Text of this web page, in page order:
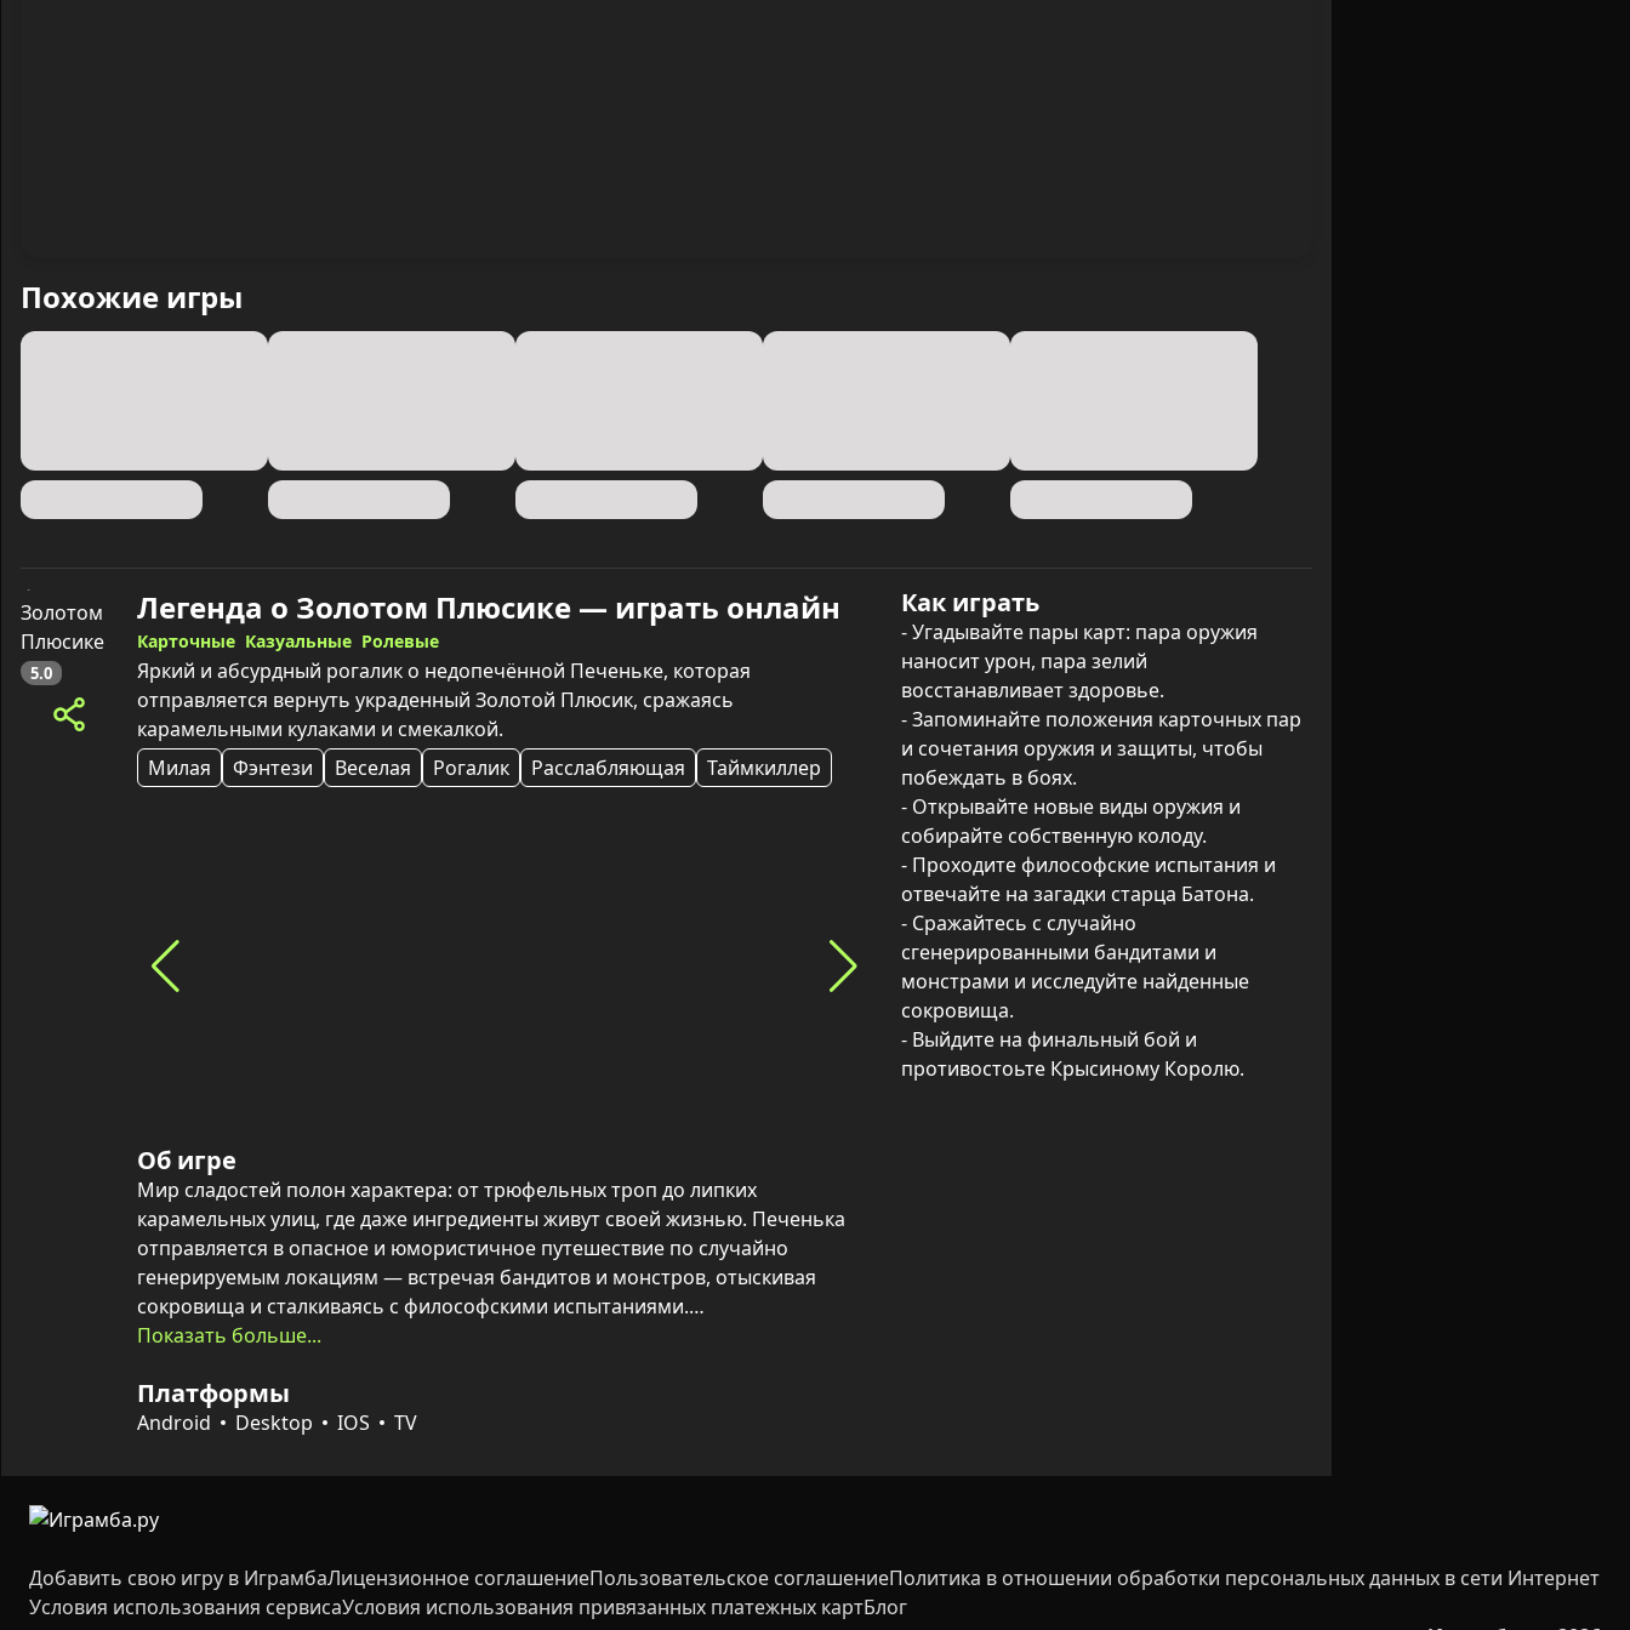
Похожие игры
5.0
Легенда о Золотом Плюсике — играть онлайн
Карточные Казуальные Ролевые
Яркий и абсурдный рогалик о недопечённой Печеньке, которая
отправляется вернуть украденный Золотой Плюсик, сражаясь
карамельными кулаками и смекалкой.
Милая
Фэнтези Веселая Рогалик Расслабляющая Таймкиллер
Как играть
- Угадывайте пары карт: пара оружия
наносит урон, пара зелий
восстанавливает здоровье.
- Запоминайте положения карточных пар
и сочетания оружия и защиты, чтобы
побеждать в боях.
- Открывайте новые виды оружия и
собирайте собственную колоду.
- Проходите философские испытания и
отвечайте на загадки старца Батона.
- Сражайтесь с случайно
сгенерированными бандитами и
монстрами и исследуйте найденные
сокровища.
- Выйдите на финальный бой и
противостоьте Крысиному Королю.
Об игре
Мир сладостей полон характера: от трюфельных троп до липких
карамельных улиц, где даже ингредиенты живут своей жизнью. Печенька
отправляется в опасное и юмористичное путешествие по случайно
генерируемым локациям — встречая бандитов и монстров, отыскивая
сокровища и сталкиваясь с философскими испытаниями.
В основе геймплея — угадывание пар карт: пара оружия наносит урон, пара
совершенное оружие, формируется собственная колода, а в финале ждёт
эпическая схватка с Крысиным Королём.
Показать больше...
Платформы
Android Desktop IOS TV
Добавить свою игру в ИграмбаЛицензионное соглашениеПользовательское соглашениеПолитика в отношении обработки персональных данных в сети Интернет
Условия использования сервисаУсловия использования привязанных платежных картБлог